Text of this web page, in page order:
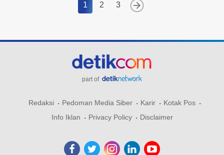
1 2 3
part of
Redaksi Pedoman Media Siber Karir
Kotak Pos
Info Iklan
Privacy Policy Disclaimer